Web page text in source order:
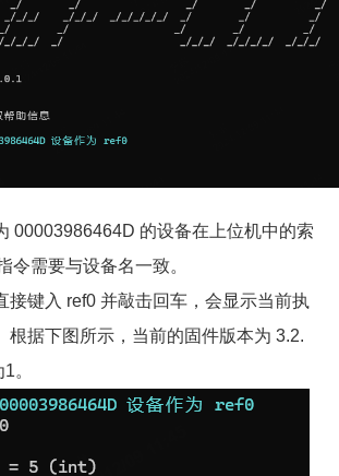
00003986464D 的设备在上位机中的索
令需要与设备名一致。
接键入 ref0 并敲击回车，会显示当前执
根据下图所示，当前的固件版本为 3.2.
。